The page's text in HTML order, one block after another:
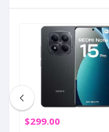
$299.00